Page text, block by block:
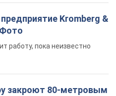
Kromberg &
работу, пока неизвестно
закроют 80-метровым